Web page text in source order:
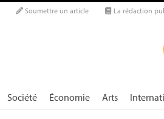
Soumettre un article La rédaction
Société Économie Arts